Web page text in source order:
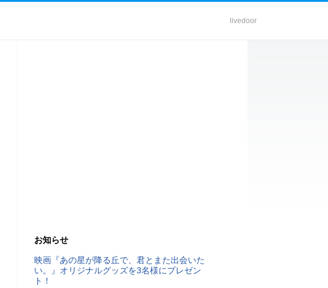
livedoor
お知らせ
映画『あの星が降る丘で、君とまた出会いた
い。』オリジナルグッズを3名様にプレゼン
ト！